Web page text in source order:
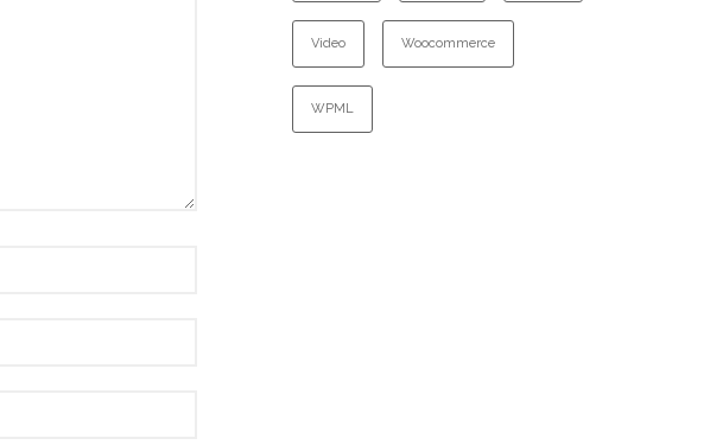
Video Woocommerce
WPML